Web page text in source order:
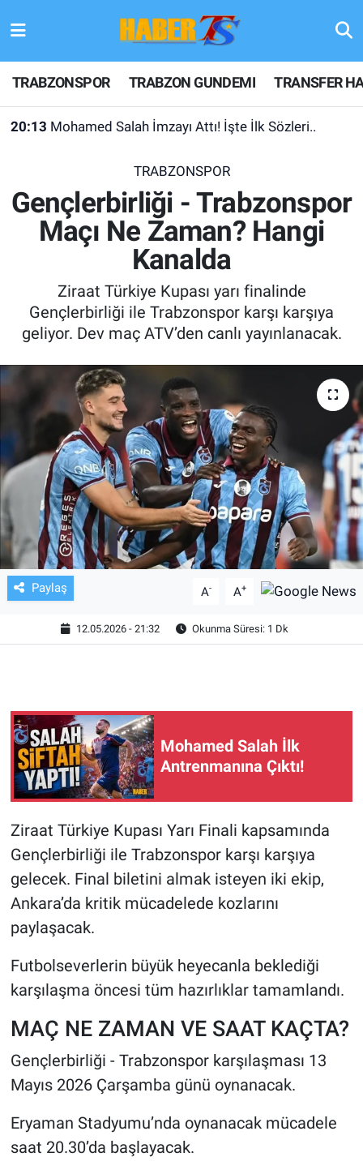
TRABZONSPOR TRABZON GUNDEMI TRANSFER
20:13 Mohamed Salah İmzayı Attı! İşte İlk Sözleri..
TRABZONSPOR
Gençlerbirliği - Trabzonspor
Maçı Ne Zaman? Hangi
Kanalda
Ziraat Türkiye Kupası yarı finalinde
Gençlerbirliği ile Trabzonspor karşı karşıya
geliyor. Dev maç ATV’den canlı yayınlanacak.
Paylaş A- A+
12.05.2026 - 21:32 Okunma Süresi: 1 Dk
Mohamed Salah İlk
Antrenmanına Çıktı!
Ziraat Türkiye Kupası Yarı Finali kapsamında
Gençlerbirliği ile Trabzonspor karşı karşıya
gelecek. Final biletini almak isteyen iki ekip,
Ankara’da kritik mücadelede kozlarını
paylaşacak.
Futbolseverlerin büyük heyecanla beklediği
karşılaşma öncesi tüm hazırlıklar tamamlandı.
MAÇ NE ZAMAN VE SAAT KAÇTA?
Gençlerbirliği - Trabzonspor karşılaşması 13
Mayıs 2026 Çarşamba günü oynanacak.
Eryaman Stadyumu’nda oynanacak mücadele
saat 20.30’da başlayacak.
TRABZONSPOR
TRABZON GUNDEMI
KULİS MEYDANI
1461 TRABZON
FUTBOL
TV VE SİNEMA
BASKETBOL
SAĞLIK
GENEL
KÜLTÜR SANAT
ASAYİŞ
EKONOMİ
ÇEVRE
HABERDE İNSAN
POLİTİKA
SPOR
MAGAZİN
Bilim, Teknoloji
Hava Durumu
Trafik Durumu
Son Dakika Haberleri